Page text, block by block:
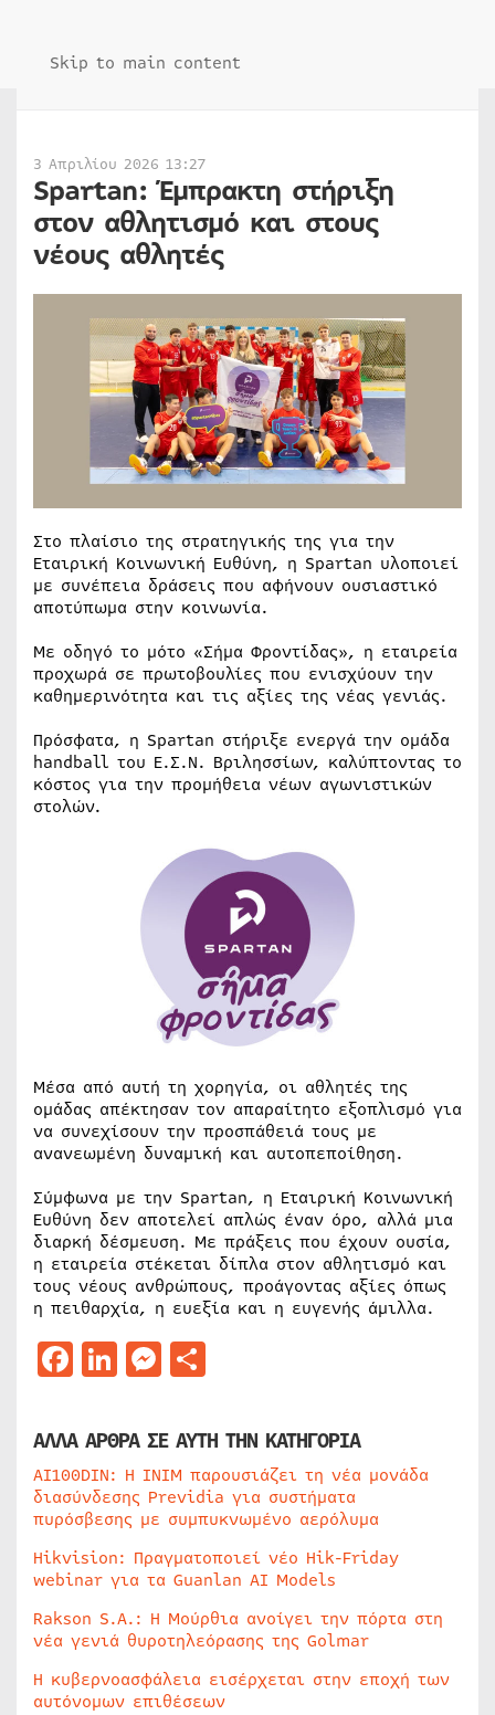
Skip to main content
3 Απριλίου 2026 13:27
Spartan: Έμπρακτη στήριξη
στον αθλητισμό και στους
νέους αθλητές
Στο πλαίσιο της στρατηγικής της για την
Εταιρική Κοινωνική Ευθύνη, η Spartan υλοποιεί
με συνέπεια δράσεις που αφήνουν ουσιαστικό
αποτύπωμα στην κοινωνία.
Με οδηγό το μότο «Σήμα Φροντίδας», η εταιρεία
προχωρά σε πρωτοβουλίες που ενισχύουν την
καθημερινότητα και τις αξίες της νέας γενιάς.
Πρόσφατα, η Spartan στήριξε ενεργά την ομάδα
handball του Ε.Σ.Ν. Βριλησσίων, καλύπτοντας το
κόστος για την προμήθεια νέων αγωνιστικών
στολών.
Μέσα από αυτή τη χορηγία, οι αθλητές της
ομάδας απέκτησαν τον απαραίτητο εξοπλισμό για
να συνεχίσουν την προσπάθειά τους με
ανανεωμένη δυναμική και αυτοπεποίθηση.
Σύμφωνα με την Spartan, η Εταιρική Κοινωνική
Ευθύνη δεν αποτελεί απλώς έναν όρο, αλλά μια
διαρκή δέσμευση. Με πράξεις που έχουν ουσία,
η εταιρεία στέκεται δίπλα στον αθλητισμό και
τους νέους ανθρώπους, προάγοντας αξίες όπως
η πειθαρχία, η ευεξία και η ευγενής άμιλλα.
Facebook
LinkedIn
Messenger
ΑΛΛΑ ΑΡΘΡΑ ΣΕ ΑΥΤΗ ΤΗΝ ΚΑΤΗΓΟΡΙΑ
AI100DIN: Η INIM παρουσιάζει τη νέα μονάδα
διασύνδεσης Previdia για συστήματα
πυρόσβεσης με συμπυκνωμένο αερόλυμα
Hikvision: Πραγματοποιεί νέο Hik-Friday
webinar για τα Guanlan AI Models
Rakson S.A.: Η Μούρθια ανοίγει την πόρτα στη
νέα γενιά θυροτηλεόρασης της Golmar
Η κυβερνοασφάλεια εισέρχεται στην εποχή των
αυτόνομων επιθέσεων